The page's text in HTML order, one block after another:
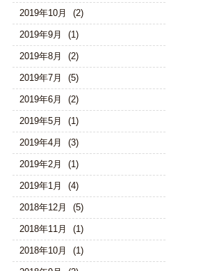
2019年10月 (2)
2019年9月 (1)
2019年8月 (2)
2019年7月 (5)
2019年6月 (2)
2019年5月 (1)
2019年4月 (3)
2019年2月 (1)
2019年1月 (4)
2018年12月 (5)
2018年11月 (1)
2018年10月 (1)